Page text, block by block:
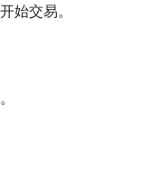
始交易。